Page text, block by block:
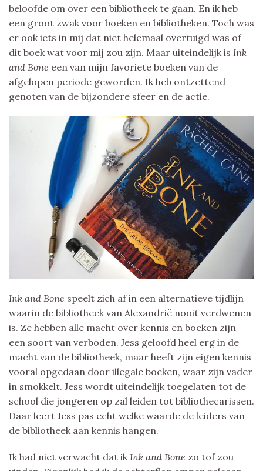
beloofde om over een bibliotheek te gaan. En ik heb
een groot zwak voor boeken en bibliotheken. Toch was
er ook iets in mij dat niet helemaal overtuigd was of
dit boek wat voor mij zou zijn. Maar uiteindelijk is Ink
and Bone een van mijn favoriete boeken van de
afgelopen periode geworden. Ik heb ontzettend
genoten van de bijzondere sfeer en de actie.
Ink and Bone speelt zich af in een alternatieve tijdlijn
waarin de bibliotheek van Alexandrië nooit verdwenen
is. Ze hebben alle macht over kennis en boeken zijn
een soort van verboden. Jess geloofd heel erg in de
macht van de bibliotheek, maar heeft zijn eigen kennis
vooral opgedaan door illegale boeken, waar zijn vader
in smokkelt. Jess wordt uiteindelijk toegelaten tot de
school die jongeren op zal leiden tot bibliothecarissen.
Daar leert Jess pas echt welke waarde de leiders van
de bibliotheek aan kennis hangen.
Ik had niet verwacht dat ik Ink and Bone zo tof zou